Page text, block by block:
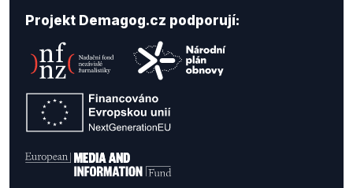
Projekt Demagog.cz podporují: